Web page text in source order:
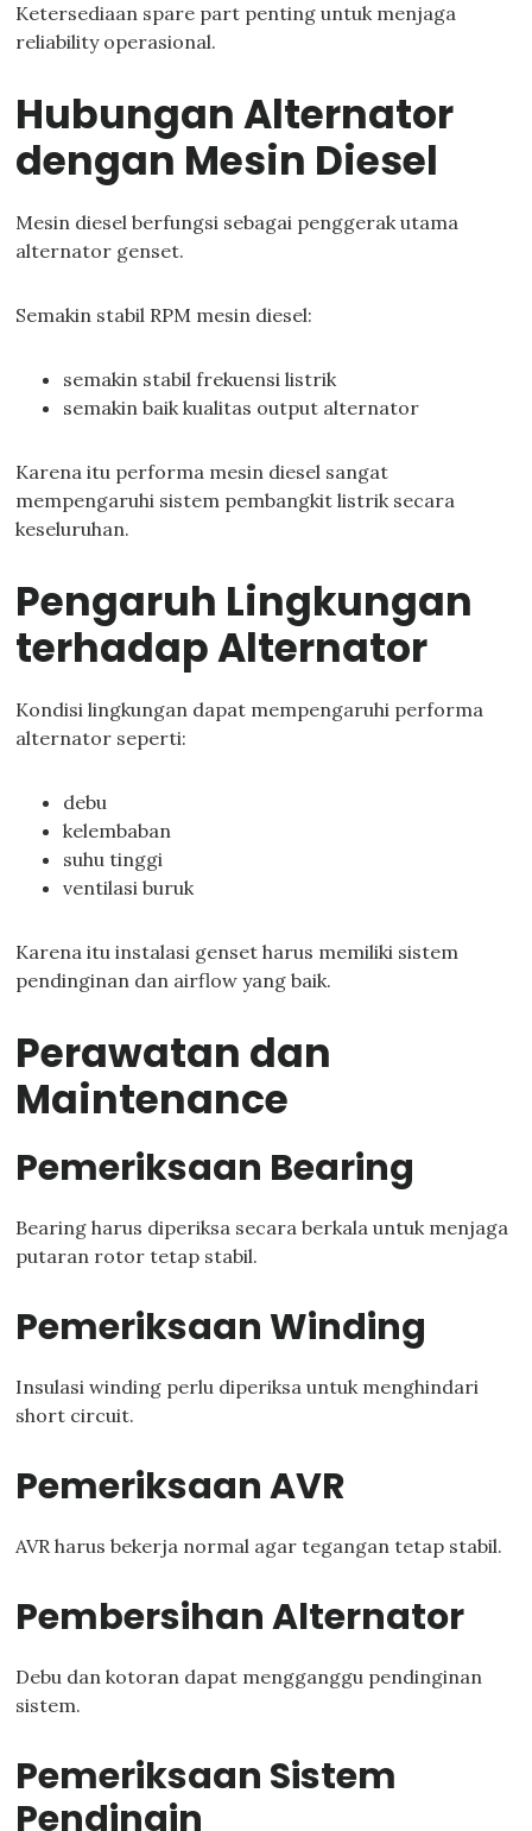
Ketersediaan spare part penting untuk menjaga
reliability operasional.
Hubungan Alternator
dengan Mesin Diesel
Mesin diesel berfungsi sebagai penggerak utama
alternator genset.
Semakin stabil RPM mesin diesel:
semakin stabil frekuensi listrik
semakin baik kualitas output alternator
Karena itu performa mesin diesel sangat
mempengaruhi sistem pembangkit listrik secara
keseluruhan.
Pengaruh Lingkungan
terhadap Alternator
Kondisi lingkungan dapat mempengaruhi performa
alternator seperti:
debu
kelembaban
suhu tinggi
ventilasi buruk
Karena itu instalasi genset harus memiliki sistem
pendinginan dan airflow yang baik.
Perawatan dan
Maintenance
Pemeriksaan Bearing
Bearing harus diperiksa secara berkala untuk menjaga
putaran rotor tetap stabil.
Pemeriksaan Winding
Insulasi winding perlu diperiksa untuk menghindari
short circuit.
Pemeriksaan AVR
AVR harus bekerja normal agar tegangan tetap stabil.
Pembersihan Alternator
Debu dan kotoran dapat mengganggu pendinginan
sistem.
Pemeriksaan Sistem
Pendingin